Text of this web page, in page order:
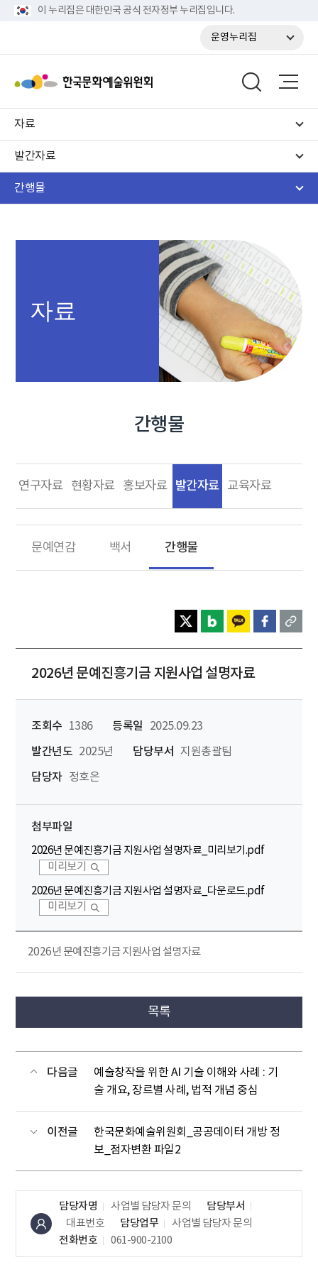
이 누리집은 대한민국 공식 전자정부 누리집입니다.
운영누리집
자료
발간자료
간행물
자료
간행물
연구자료 현황자료 홍보자료 발간자료 교육자료
문예연감 백서 간행물
2026년 문예진흥기금 지원사업 설명자료
조회수 1386 등록일
2025.09.23
발간년도 2025년 담당부서
지원총괄팀
담당자 정호은
첨부파일
2026년 문예진흥기금 지원사업 설명자료_미리보기.pdf
미리보기
2026년 문예진흥기금 지원사업 설명자료_다운로드.pdf
미리보기
2026년 문예진흥기금 지원사업 설명자료
목록
다음글
예술창작을 위한 AI 기술 이해와 사례 : 기
술 개요, 장르별 사례, 법적 개념 중심
이전글
한국문화예술위원회_공공데이터 개방 정
보_점자변환 파일2
담당자명 사업별 담당자 문의
담당부서
대표번호
담당업무
사업별 담당자 문의
전화번호
061-900-2100